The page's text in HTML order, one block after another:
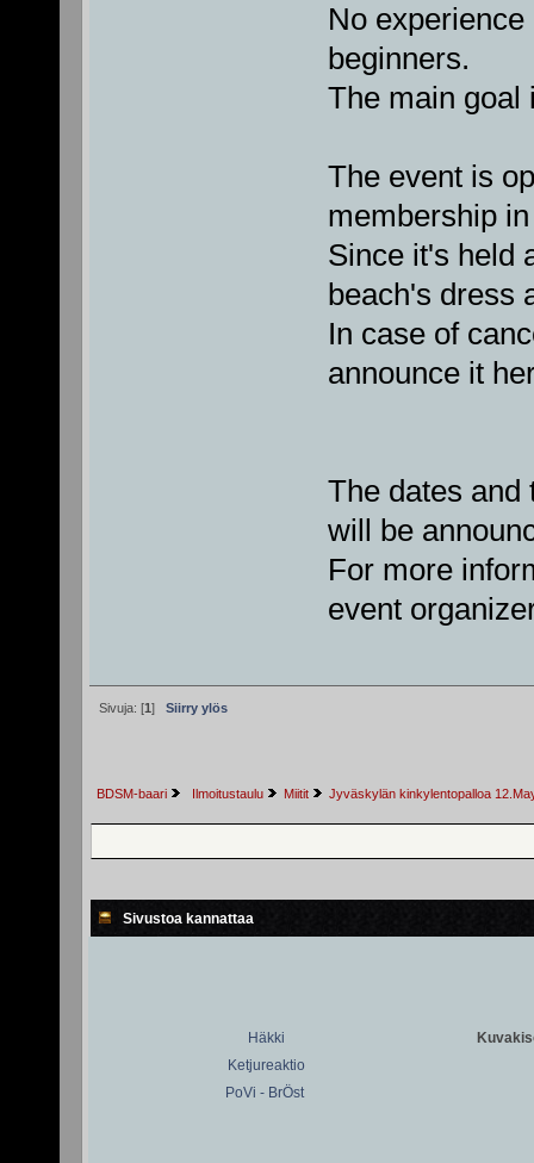
No
beginners.
The main goal
The event is
membership
Since it's held
beach's dress
In case of
announce it
The dates and
will be
For more
event
Sivuja: [1] Siirry ylös
BDSM-baari Ilmoitustaulu Miitit Jyväskylän kinkylentopalloa
Sivustoa kannattaa
Häkki
Ketjureaktio
PoVi - BrÖst